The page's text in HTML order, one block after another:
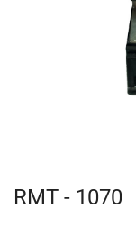
RMT - 1070